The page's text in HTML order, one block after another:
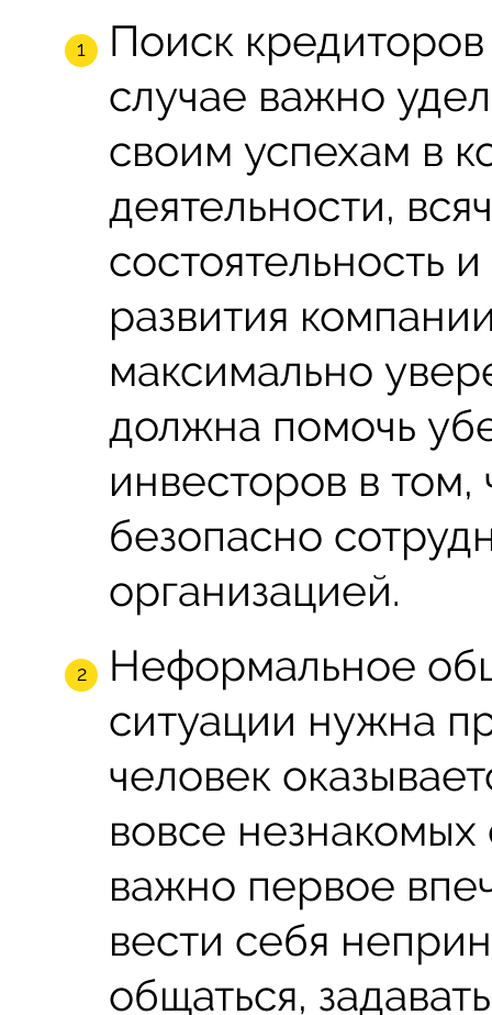
Поиск
случае важно
своим успехам в
деятельности,
состоятельность
развития
максимально
должна помочь
инвесторов в
безопасно
организацией.
Неформальное
ситуации нужна
человек
вовсе
важно первое
вести себя
общаться,